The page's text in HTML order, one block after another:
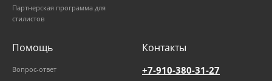
Партнерская программа для
стилистов
Помощь
Вопрос-ответ
Контакты
+7-910-380-31-27